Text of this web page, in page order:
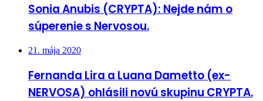
Sonia Anubis (CRYPTA): Nejde nám o
súperenie s Nervosou.
21. mája 2020
Fernanda Lira a Luana Dametto (ex-
NERVOSA) ohlásili novú skupinu CRYPTA.